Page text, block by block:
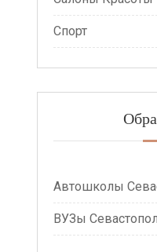
Спорт
Автошколы
ВУЗы